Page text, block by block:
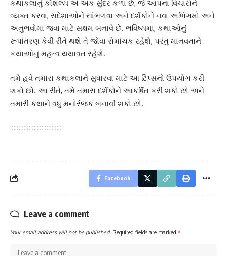
કથાકલાનું કૌશલ્ય એ એક સુંદર કળા છે, જે આપના વિચારોને
વ્યક્ત કરવા, સંદેશાઓને સાંભળવા અને દર્શકોને નવા અભિગમો અને
અનુભવોમાં જવા માટે સક્ષમ બનાવે છે. ભવિષ્યમાં, કથાઓનું
રૂપાંતરણ કેવી રીતે થશે તે જોવા રોમાંચક રહેશે, પરંતુ માનવતાને
કથાઓનું મહત્વ યથાવત રહેશે.
તમે હવે તમારા કથાકલાને સુધારવા માટે આ ટિપ્સનો ઉપયોગ કરી
શકો છો. આ રીતે, તમે તમારા દર્શકોને આકર્ષિત કરી શકો છો અને
તમારી કથાને વધુ મનોરંજક બનાવી શકો છો.
Facebook
Leave a comment
Your email address will not be published. Required fields are marked *